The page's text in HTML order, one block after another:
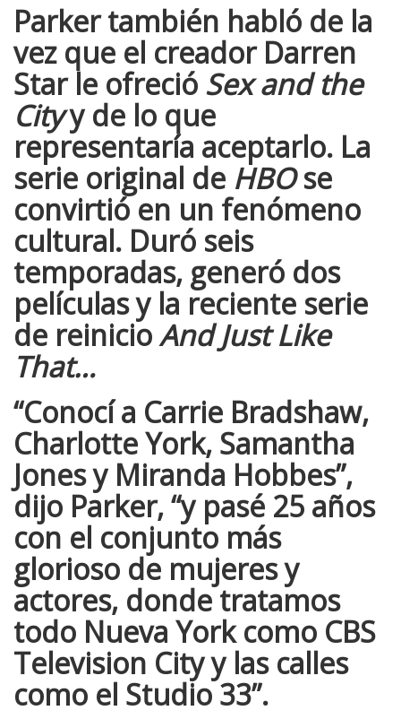
Parkertambién habló de la
vez que el creador Darren
Starle ofreció Sex and the
Cityy de lo que
representaría aceptarlo. La
serie original de HBOse
convirtió en un fenómeno
cultural. Duró seis
temporadas, generó dos
películas y la reciente serie
de reinicioAnd Just Like
That…
“Conocí a Carrie Bradshaw,
Charlotte York, Samantha
Jones y Miranda Hobbes”,
dijo Parker, “y pasé 25 años
con el conjunto más
glorioso de mujeres y
actores, donde tratamos
todo Nueva York como CBS
Television City y las calles
como el Studio 33”.